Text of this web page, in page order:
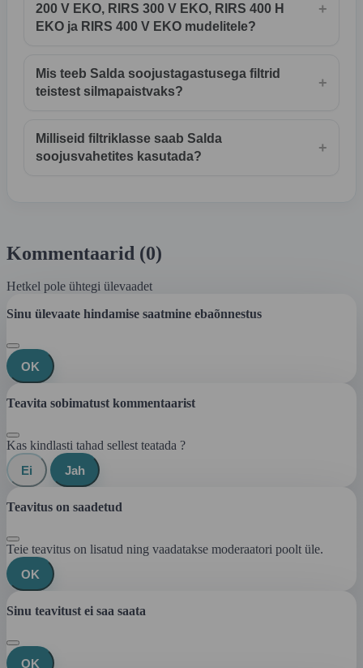
200 V EKO, RIRS 300 V EKO, RIRS 400 H
EKO ja RIRS 400 V EKO mudelitele?
+
Mis teeb Salda soojustagastusega filtrid
teistest silmapaistvaks?
+
Milliseid filtriklasse saab Salda
soojusvahetites kasutada?
+
Kommentaarid (0)
Hetkel pole ühtegi ülevaadet
Sinu ülevaate hindamise saatmine ebaõnnestus
OK
Teavita sobimatust kommentaarist
Kas kindlasti tahad sellest teatada ?
Ei
Jah
Teavitus on saadetud
Teie teavitus on lisatud ning vaadatakse moderaatori poolt üle.
OK
Sinu teavitust ei saa saata
OK